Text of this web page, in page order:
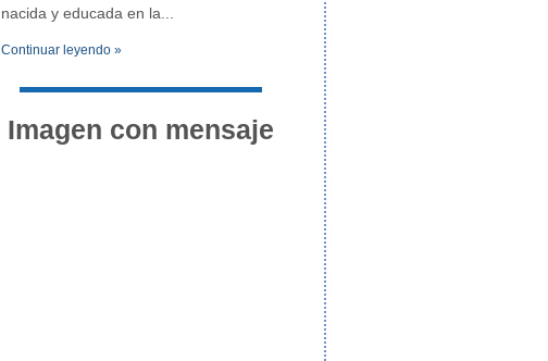
nacida y educada en la
Continuar leyendo »
Imagen con mensaje